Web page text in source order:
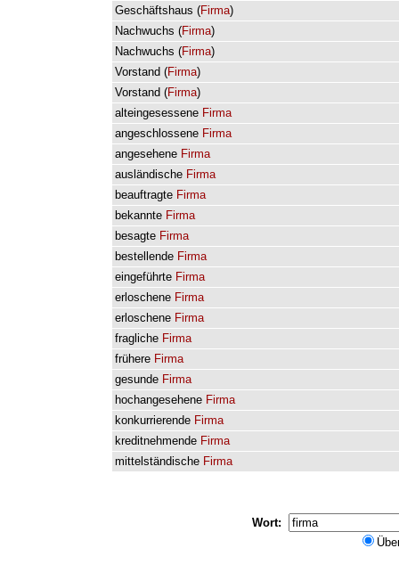
Geschäftshaus (Firma)
Nachwuchs (Firma)
Nachwuchs (Firma)
Vorstand (Firma)
Vorstand (Firma)
alteingesessene Firma
angeschlossene Firma
angesehene Firma
ausländische Firma
beauftragte Firma
bekannte Firma
besagte Firma
bestellende Firma
eingeführte Firma
erloschene Firma
erloschene Firma
fragliche Firma
frühere Firma
gesunde Firma
hochangesehene Firma
konkurrierende Firma
kreditnehmende Firma
mittelständische Firma
Wort: